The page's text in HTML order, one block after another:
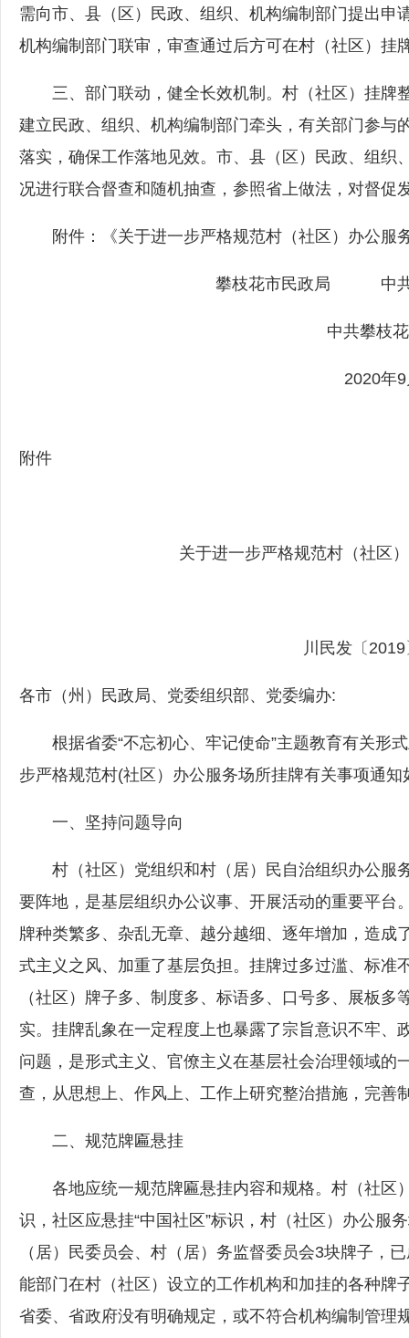
需向市、县（区）民政、组织、机构编制部门提出申
机构编制部门联审，审查通过后方可在村（社区）挂
三、部门联动，健全长效机制。村（社区）挂牌
建立民政、组织、机构编制部门牵头，有关部门参与
落实，确保工作落地见效。市、县（区）民政、组织
况进行联合督查和随机抽查，参照省上做法，对督促
附件：《关于进一步严格规范村（社区）办公服
攀枝花市民政局 中
中共攀枝花
2020年9
附件
关于进一步严格规范村（社区
川民发〔
各市（州）民政局、党委组织部、党委编办:
根据省委“不忘初心、牢记使命”主题教育有关形
步严格规范村(社区）办公服务场所挂牌有关事项通知
一、坚持问题导向
村（社区）党组织和村（居）民自治组织办公服
要阵地，是基层组织办公议事、开展活动的重要平台
牌种类繁多、杂乱无章、越分越细、逐年增加，造成
式主义之风、加重了基层负担。挂牌过多过滥、标准
（社区）牌子多、制度多、标语多、口号多、展板多
实。挂牌乱象在一定程度上也暴露了宗旨意识不牢、
问题，是形式主义、官僚主义在基层社会治理领域的
查，从思想上、作风上、工作上研究整治措施，完善
二、规范牌匾悬挂
各地应统一规范牌匾悬挂内容和规格。村（社区
识，社区应悬挂“中国社区”标识，村（社区）办公服
（居）民委员会、村（居）务监督委员会3块牌子，
能部门在村（社区）设立的工作机构和加挂的各种牌
省委、省政府没有明确规定，或不符合机构编制管理